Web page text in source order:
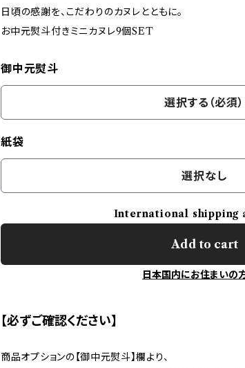
日頃の感謝を、こだわりのカヌレとともに。
お中元熨斗付きミニカヌレ9個SET
御中元熨斗
選択する（必須）
紙袋
選択なし
International shipping
Add to cart
日本国内にお住まいの
【必ずご確認ください】
商品オプションの【御中元熨斗】欄より、